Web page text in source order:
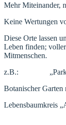
Mehr Miteinander,
Keine Wertungen
Diese Orte lassen
Leben finden;
Mitmenschen.
z.B.: „Park der
Botanischer Garten
Lebensbaumkreis